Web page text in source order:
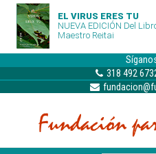
EL VIRUS ERES TU
NUEVA EDICIÓN Del
Maestro Reitai
318 492